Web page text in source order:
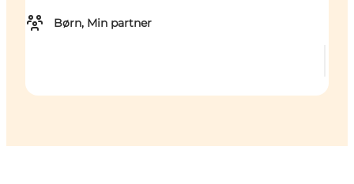
Børn, Min partner